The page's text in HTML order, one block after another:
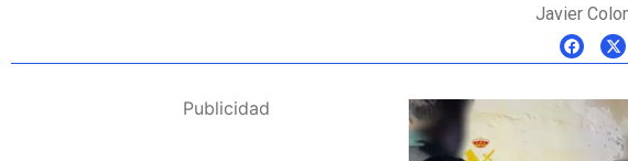
Javier
Publicidad